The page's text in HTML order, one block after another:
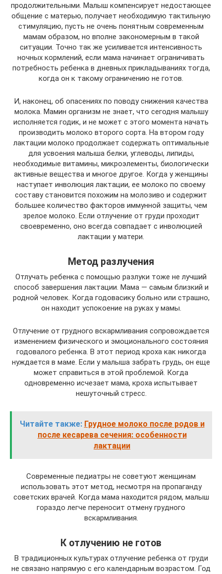
продолжительными. Малыш компенсирует недостающее
общение с матерью, получает необходимую тактильную
стимуляцию, пусть не очень понятным современным
мамам образом, но вполне закономерным в такой
ситуации. Точно так же усиливается интенсивность
ночных кормлений, если мама начинает ограничивать
потребность ребенка в дневных прикладываниях тогда,
когда он к такому ограничению не готов.
И, наконец, об опасениях по поводу снижения качества
молока. Мамин организм не знает, что сегодня малышу
исполняется годик, и не может с этого момента начать
производить молоко второго сорта. На втором году
лактации молоко продолжает содержать оптимальные
для усвоения малыша белки, углеводы, липиды,
необходимые витамины, микроэлементы, биологически
активные вещества и многое другое. Когда у женщины
наступает инволюция лактации, ее молоко по своему
составу становится похожим на молозиво и содержит
большее количество факторов иммунной защиты, чем
зрелое молоко. Если отлучение от груди проходит
своевременно, оно всегда совпадает с инволюцией
лактации у матери.
Метод разлучения
Отлучать ребенка с помощью разлуки тоже не лучший
способ завершения лактации. Мама — самым близкий и
родной человек. Когда годовасику больно или страшно,
он находит успокоение на руках у мамы.
Отлучение от грудного вскармливания сопровождается
изменением физического и эмоционального состояния
годовалого ребенка. В этот период кроха как никогда
нуждается в маме. Если у малыша забрать грудь, он еще
может справиться в этой проблемой. Когда
одновременно исчезает мама, кроха испытывает
нешуточный стресс.
Читайте также: Грудное молоко после родов и
после кесарева сечения: особенности
лактации
Современные педиатры не советуют женщинам
использовать этот метод, несмотря на пропаганду
советских врачей. Когда мама находится рядом, малыш
гораздо легче переносит отмену грудного
вскармливания.
К отлучению не готов
В традиционных культурах отлучение ребенка от груди
не связано напрямую с его календарным возрастом. Год